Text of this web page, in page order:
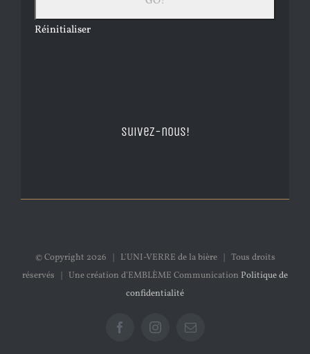
Réinitialiser
Suivez-nous!
© Copyright 2026 | L'UNI-VERRE de la bière | Tous droits
réservés | Une création d'EMBLÈME Communication Politique de
confidentialité
FacebookInstagramEmail